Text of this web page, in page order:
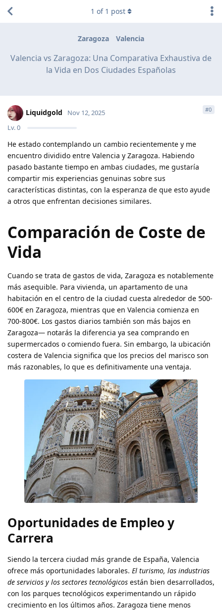
Zaragoza Valencia
Valencia vs Zaragoza: Una Comparativa Exhaustiva de
la Vida en Dos Ciudades Españolas
1 of 1 post
Liquidgold
Lv.0
Nov 12, 2025 #0
He estado contemplando un cambio recientemente y me
encuentro dividido entre Valencia y Zaragoza. Habiendo
pasado bastante tiempo en ambas ciudades, me gustaría
compartir mis experiencias genuinas sobre sus
características distintas, con la esperanza de que esto ayude
a otros que enfrentan decisiones similares.
Comparación de Coste de
Vida
Cuando se trata de gastos de vida, Zaragoza es notablemente
más asequible. Para vivienda, un apartamento de una
habitación en el centro de la ciudad cuesta alrededor de 500-
600€ en Zaragoza, mientras que en Valencia comienza en
700-800€. Los gastos diarios también son más bajos en
Zaragoza— notarás la diferencia ya sea comprando en
supermercados o comiendo fuera. Sin embargo, la ubicación
costera de Valencia significa que los precios del marisco son
más razonables, lo que es definitivamente una ventaja.
Oportunidades de Empleo y
Carrera
Siendo la tercera ciudad más grande de España, Valencia
ofrece más oportunidades laborales. El turismo, las industrias
de servicios y los sectores tecnológicos están bien desarrollados,
con los parques tecnológicos experimentando un rápido
crecimiento en los últimos años. Zaragoza tiene menos